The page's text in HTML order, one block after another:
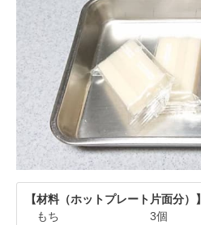
【材料（ホットプレート片面分）】
もち 3個